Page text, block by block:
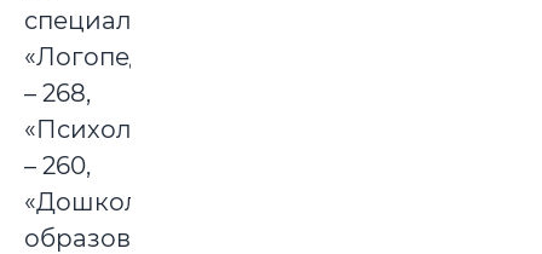
специальностям:
«Логопедия»
– 268,
«Психология»
– 260,
«Дошкольное
образование»